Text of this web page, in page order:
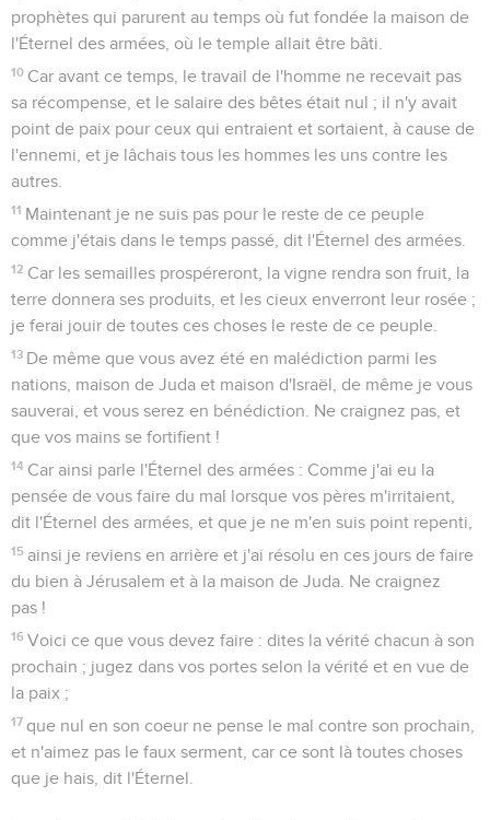
prophètes qui parurent au temps où fut fondée la maison de
l'Éternel des armées, où le temple allait être bâti.
10 Car avant ce temps, le travail de l'homme ne recevait pas
sa récompense, et le salaire des bêtes était nul ; il n'y avait
point de paix pour ceux qui entraient et sortaient, à cause de
l'ennemi, et je lâchais tous les hommes les uns contre les
autres.
11 Maintenant je ne suis pas pour le reste de ce peuple
comme j'étais dans le temps passé, dit l'Éternel des armées.
12 Car les semailles prospéreront, la vigne rendra son fruit, la
terre donnera ses produits, et les cieux enverront leur rosée ;
je ferai jouir de toutes ces choses le reste de ce peuple.
13 De même que vous avez été en malédiction parmi les
nations, maison de Juda et maison d'Israël, de même je vous
sauverai, et vous serez en bénédiction. Ne craignez pas, et
que vos mains se fortifient !
14 Car ainsi parle l'Éternel des armées : Comme j'ai eu la
pensée de vous faire du mal lorsque vos pères m'irritaient,
dit l'Éternel des armées, et que je ne m'en suis point repenti,
15 ainsi je reviens en arrière et j'ai résolu en ces jours de faire
du bien à Jérusalem et à la maison de Juda. Ne craignez
pas !
16 Voici ce que vous devez faire : dites la vérité chacun à son
prochain ; jugez dans vos portes selon la vérité et en vue de
la paix ;
17 que nul en son coeur ne pense le mal contre son prochain,
et n'aimez pas le faux serment, car ce sont là toutes choses
que je hais, dit l'Éternel.